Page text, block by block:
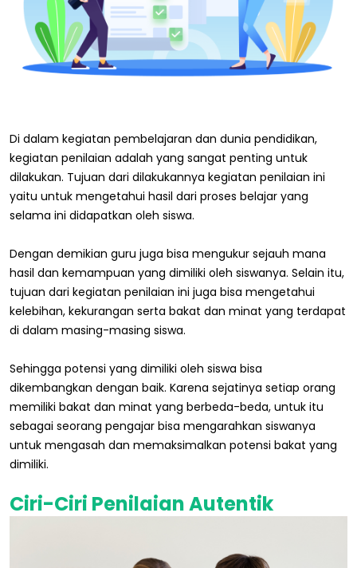
Di dalam kegiatan pembelajaran dan dunia pendidikan,
kegiatan penilaian adalah yang sangat penting untuk
dilakukan. Tujuan dari dilakukannya kegiatan penilaian ini
yaitu untuk mengetahui hasil dari proses belajar yang
selama ini didapatkan oleh siswa.
Dengan demikian guru juga bisa mengukur sejauh mana
hasil dan kemampuan yang dimiliki oleh siswanya. Selain itu,
tujuan dari kegiatan penilaian ini juga bisa mengetahui
kelebihan, kekurangan serta bakat dan minat yang terdapat
di dalam masing-masing siswa.
Sehingga potensi yang dimiliki oleh siswa bisa
dikembangkan dengan baik. Karena sejatinya setiap orang
memiliki bakat dan minat yang berbeda-beda, untuk itu
sebagai seorang pengajar bisa mengarahkan siswanya
untuk mengasah dan memaksimalkan potensi bakat yang
dimiliki.
Ciri-Ciri Penilaian Autentik